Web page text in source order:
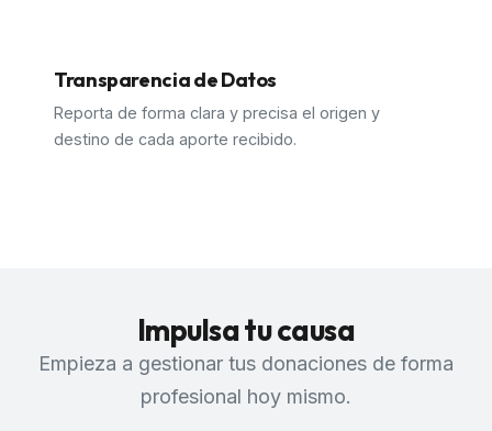
Transparencia de Datos
Reporta de forma clara y precisa el origen y
destino de cada aporte recibido.
Impulsa tu causa
Empieza a gestionar tus donaciones de forma
profesional hoy mismo.